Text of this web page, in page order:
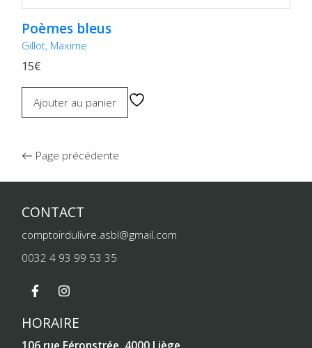
Poèmes bleus
Gillot, Maxime
15€
Ajouter au panier
Page précédente
CONTACT
comptoirdulivre.asbl@gmail.com
0032 4 93 99 53 35
HORAIRE